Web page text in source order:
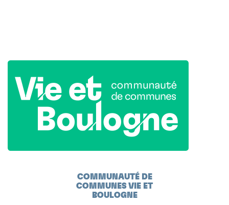
COMMUNAUTÉ DE
COMMUNES VIE ET
BOULOGNE